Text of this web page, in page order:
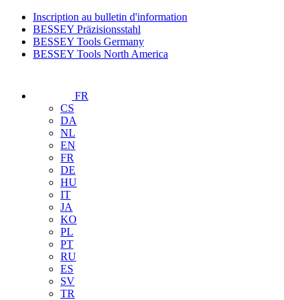
Inscription au bulletin d'information
BESSEY Präzisionsstahl
BESSEY Tools Germany
BESSEY Tools North America
FR
CS
DA
NL
EN
FR
DE
HU
IT
JA
KO
PL
PT
RU
ES
SV
TR